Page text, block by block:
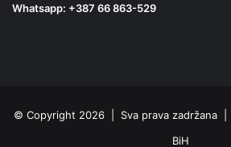
Whatsapp: +387 66 863-529
© Copyright 2026 | Sva prava zadržana |
BiH